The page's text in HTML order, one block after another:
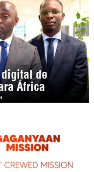
digital de
África